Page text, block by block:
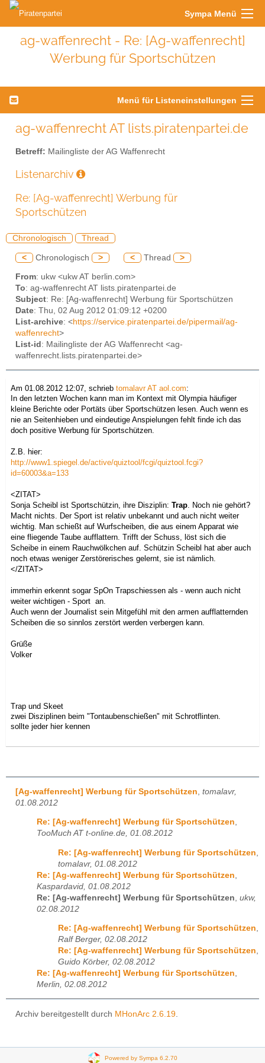
Sympa Menü
ag-waffenrecht - Re: [Ag-waffenrecht]
Werbung für Sportschützen
Menü für Listeneinstellungen
ag-waffenrecht AT lists.piratenpartei.de
Betreff: Mailingliste der AG Waffenrecht
Listenarchiv
Re: [Ag-waffenrecht] Werbung für
Sportschützen
Chronologisch Thread
< Chronologisch > < Thread >
From: ukw <ukw AT berlin.com>
To: ag-waffenrecht AT lists.piratenpartei.de
Subject: Re: [Ag-waffenrecht] Werbung für Sportschützen
Date: Thu, 02 Aug 2012 01:09:12 +0200
List-archive: <https://service.piratenpartei.de/pipermail/ag-
waffenrecht>
List-id : Mailingliste der AG Waffenrecht <ag-
waffenrecht.lists.piratenpartei.de>
Am 01.08.2012 12:07, schrieb tomalavr AT aol.com:
In den letzten Wochen kann man im Kontext mit Olympia häufiger
kleine Berichte oder Portäts über Sportschützen lesen. Auch wenn es
nie an Seitenhieben und eindeutige Anspielungen fehlt finde ich das
doch positive Werbung für Sportschützen.
Z.B. hier:
http://www1.spiegel.de/active/quiztool/fcgi/quiztool.fcgi?
id=60003&a=133
<ZITAT>
Sonja Scheibl ist Sportschützin, ihre Disziplin: Trap. Noch nie gehört?
Macht nichts. Der Sport ist relativ unbekannt und auch nicht weiter
wichtig. Man schießt auf Wurfscheiben, die aus einem Apparat wie
eine fliegende Taube aufflattern. Trifft der Schuss, löst sich die
Scheibe in einem Rauchwölkchen auf. Schützin Scheibl hat aber auch
noch etwas weniger Zerstörerisches gelernt, sie ist nämlich.
</ZITAT>
immerhin erkennt sogar SpOn Trapschiessen als - wenn auch nicht
weiter wichtigen - Sport an.
Auch wenn der Journalist sein Mitgefühl mit den armen aufflatternden
Scheiben die so sinnlos zerstört werden verbergen kann.
Grüße
Volker
Trap und Skeet
zwei Disziplinen beim "Tontaubenschießen" mit Schrotflinten.
sollte jeder hier kennen
[Ag-waffenrecht] Werbung für Sportschützen tomalavr,
01.08.2012
Re: [Ag-waffenrecht] Werbung für Sportschützen,
TooMuch AT t-online.de, 01.08.2012
Re: [Ag-waffenrecht] Werbung für Sportschützen
tomalavr, 01.08.2012
Re: [Ag-waffenrecht] Werbung für Sportschützen
Kaspardavid, 01.08.2012
Re: [Ag-waffenrecht] Werbung für Sportschützen ukw,
02.08.2012
Re: [Ag-waffenrecht] Werbung für Sportschützen,
Ralf Berger, 02.08.2012
Re: [Ag-waffenrecht] Werbung für Sportschützen,
Guido Körber, 02.08.2012
Re: [Ag-waffenrecht] Werbung für Sportschützen,
Merlin, 02.08.2012
Archiv bereitgestellt durch MHonArc 2.6.19
Powered by Sympa 6.2.70